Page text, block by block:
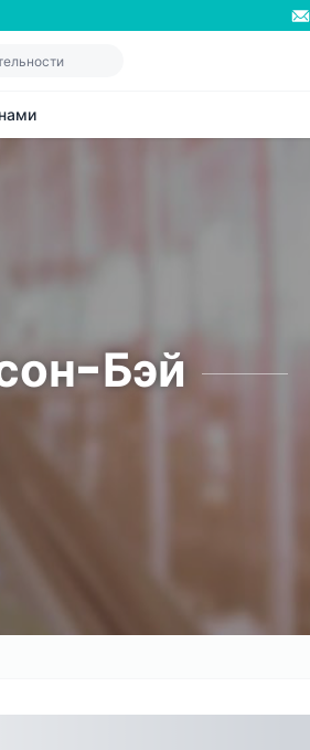
Бэй